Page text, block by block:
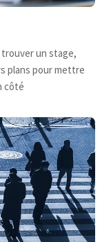
un stage,
plans pour mettre
côté